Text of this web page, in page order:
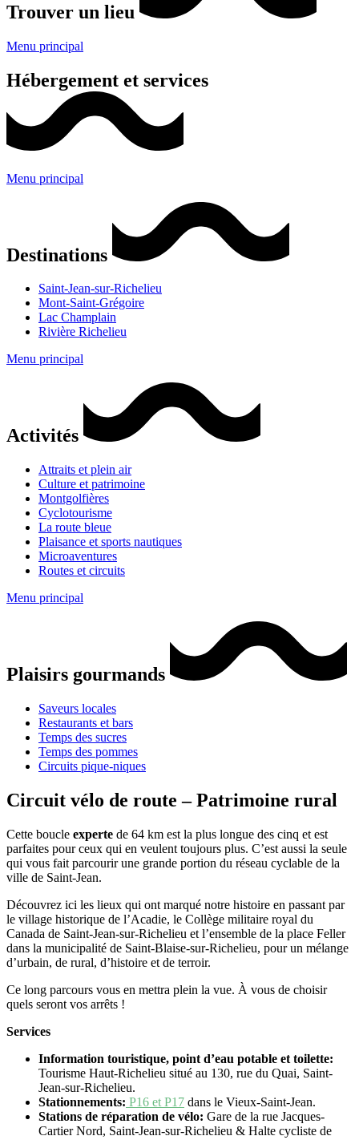
Trouver un lieu
Menu principal
Hébergement et services
Menu principal
Destinations
Saint-Jean-sur-Richelieu
Mont-Saint-Grégoire
Lac Champlain
Rivière Richelieu
Menu principal
Activités
Attraits et plein air
Culture et patrimoine
Montgolfières
Cyclotourisme
La route bleue
Plaisance et sports nautiques
Microaventures
Routes et circuits
Menu principal
Plaisirs gourmands
Saveurs locales
Restaurants et bars
Temps des sucres
Temps des pommes
Circuits pique-niques
Circuit vélo de route – Patrimoine rural
Cette boucle experte de 64 km est la plus longue des cinq et est
parfaites pour ceux qui en veulent toujours plus. C’est aussi la seule
qui vous fait parcourir une grande portion du réseau cyclable de la
ville de Saint-Jean.
Découvrez ici les lieux qui ont marqué notre histoire en passant par
le village historique de l’Acadie, le Collège militaire royal du
Canada de Saint-Jean-sur-Richelieu et l’ensemble de la place Feller
dans la municipalité de Saint-Blaise-sur-Richelieu, pour un mélange
d’urbain, de rural, d’histoire et de terroir.
Ce long parcours vous en mettra plein la vue. À vous de choisir
quels seront vos arrêts !
Services
Information touristique, point d’eau potable et toilette:
Tourisme Haut-Richelieu situé au 130, rue du Quai, Saint-
Jean-sur-Richelieu.
Stationnements: P16 et P17 dans le Vieux-Saint-Jean.
Stations de réparation de vélo: Gare de la rue Jacques-
Cartier Nord, Saint-Jean-sur-Richelieu & Halte cycliste de